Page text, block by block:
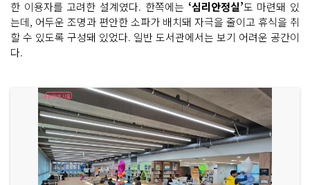
한 이용자를 고려한 설계였다. 한쪽에는 ‘심리안정실’도 마련돼 있
는데, 어두운 조명과 편안한 소파가 배치돼 자극을 줄이고 휴식을 취
할 수 있도록 구성돼 있었다. 일반 도서관에서는 보기 어려운 공간이
다.